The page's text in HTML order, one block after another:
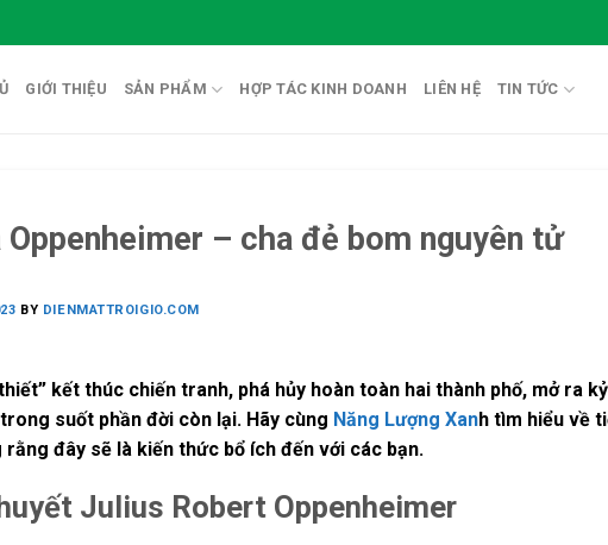
GIỚI THIỆU SẢN PHẨM HỢP TÁC KINH DOANH LIÊN HỆ TIN TỨC
– cha đẻ bom nguyên tử
BY DIENMATTROIGIO.COM
kết thúc chiến tranh, phá hủy hoàn toàn hai thành phố, mở ra
suốt phần đời còn lại. Hãy cùng Năng Lượng Xanh tìm hiểu về
đây sẽ là kiến thức bổ ích đến với các bạn.
Julius Robert Oppenheimer